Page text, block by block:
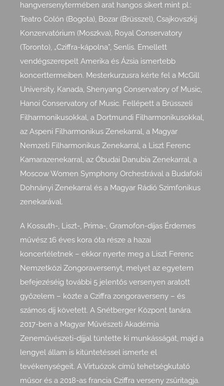
hangversenytermében arat hangos sikert mint pl.:
Teatro Colón (Bogota), Bozar (Brüsszel), Csajkovszkij
Konzervatórium (Moszkva), Royal Conservatory
(Toronto), „Cziffra-kápolna”, Senlis. Emellett
vendégszerepelt Amerika és Ázsia ismertebb
koncerttermeiben. Mesterkurzusra kérte fel a McGill
University, Kanada, Shenyang Conservatory of Music,
Hanoi Conservatory of Music. Fellépett a Brüsszeli
Filharmonikusokkal, a Dortmundi Filharmonikusokkal,
az Aspeni Filharmonikus Zenekarral, a Magyar
Nemzeti Filharmonikus Zenekarral, a Liszt Ferenc
Kamarazenekarral, az Óbudai Danubia Zenekarral, a
Moscow Women Symphony Orchestrával a Budafoki
Dohnányi Zenekarral és a Magyar Rádió Szimfonikus
zenekarával.
A Kossuth-, Liszt-, Prima-, Gramofon-díjas Érdemes
művész 16 éves kora óta része a hazai
koncertéletnek – ekkor nyerte meg a Liszt Ferenc
Nemzetközi Zongoraversenyt, melyet az egyetem
befejezéséig további 5 jelentős versenyen aratott
győzelem – közte a Cziffra zongoraverseny – és
számos díj követett. A Snétberger Központ tanára.
2017-ben a Magyar Művészeti Akadémia
Zeneművészeti-díjjal tüntette ki munkásságát, majd a
lengyel állam is kitüntetéssel ismerte el
tevékenységeit. A Virtuózok című tehetségkutató
műsor és a 2018-as francia Cziffra verseny zsűritagja.